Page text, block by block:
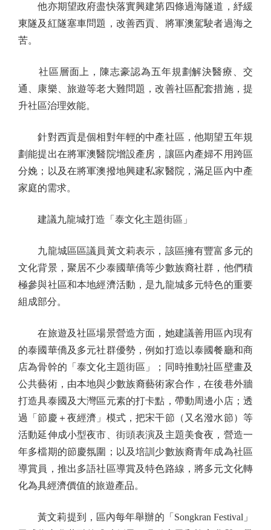
他亦期望政府盡快落實興建第四條過海隧道，紓緩
東隧及紅隧塞車問題，改善西貢、將軍澳駕駛者過海之
苦。
社區層面上，陳志豪認為五年規劃解決醫療、交
通、康樂、旅遊等老大難問題，改善社區配套措施，提
升社區治理效能。
針對西貢是個相對年輕的中產社區，他期望五年規
劃能提出在將軍澳醫院增設產房，讓區內產婦不用跨區
分娩；以及在將軍澳撥地興建私家醫院，滿足區內中產
家庭的需求。
建議九龍城打造「泰文化主題街區」
九龍城區區議員黃文莉表示，該區擁有豐富多元的
文化背景，聚居不少泰國華僑等少數族裔社群，他們積
極參與社區和本地經濟活動，是九龍城多元特色的重要
組成部分。
在旅遊及社區場景營造方面，她建議善用區內現有
的泰國華僑及多元社群優勢，例如打造以泰國餐廳和商
店為骨幹的「泰文化主題街區」；同時推動社區壁畫及
公共藝術，由本地與少數族裔藝術家合作，在後巷外牆
打造具泰國及大灣區元素的打卡點，帶動周邊小店；透
過「節慶＋夜經濟」模式，把宋干節（又名潑水節）等
活動延伸成小型夜市、街頭表演及主題美食夜，營造一
年多檔期的節慶氛圍；以及培訓少數族裔青年成為社區
導賞員，推出多語社區導賞及特色路線，將多元文化轉
化為具經濟價值的旅遊產品。
黃文莉提到，區內每年舉辦的「Songkran Festival」